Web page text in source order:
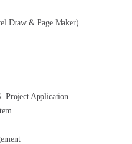
Draw & Page Maker)
Project Application